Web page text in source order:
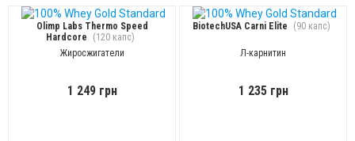
Olimp Labs Thermo Speed
Hardcore
(120 капс)
Жиросжигатели
1 249 грн
BiotechUSA Carni Elite (90 капс)
Л-карнитин
1 235 грн